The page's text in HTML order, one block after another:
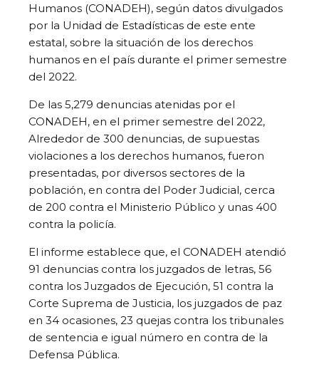
Humanos (CONADEH), según datos divulgados
por la Unidad de Estadísticas de este ente
estatal, sobre la situación de los derechos
humanos en el país durante el primer semestre
del 2022.
De las 5,279 denuncias atenidas por el
CONADEH, en el primer semestre del 2022,
Alrededor de 300 denuncias, de supuestas
violaciones a los derechos humanos, fueron
presentadas, por diversos sectores de la
población, en contra del Poder Judicial, cerca
de 200 contra el Ministerio Público y unas 400
contra la policía.
El informe establece que, el CONADEH atendió
91 denuncias contra los juzgados de letras, 56
contra los Juzgados de Ejecución, 51 contra la
Corte Suprema de Justicia, los juzgados de paz
en 34 ocasiones, 23 quejas contra los tribunales
de sentencia e igual número en contra de la
Defensa Pública.